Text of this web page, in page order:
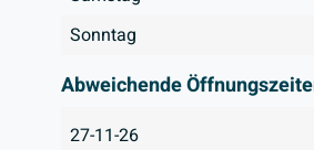
Sonntag
Abweichende
27-11-26